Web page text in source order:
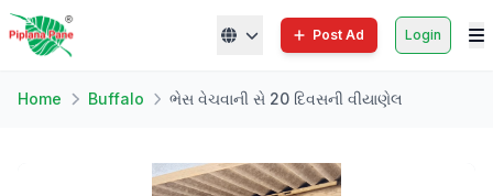
Post Ad Login
Home Buffalo ભેસ વેચવાની સે 20 દિવસની વીયાણેલ